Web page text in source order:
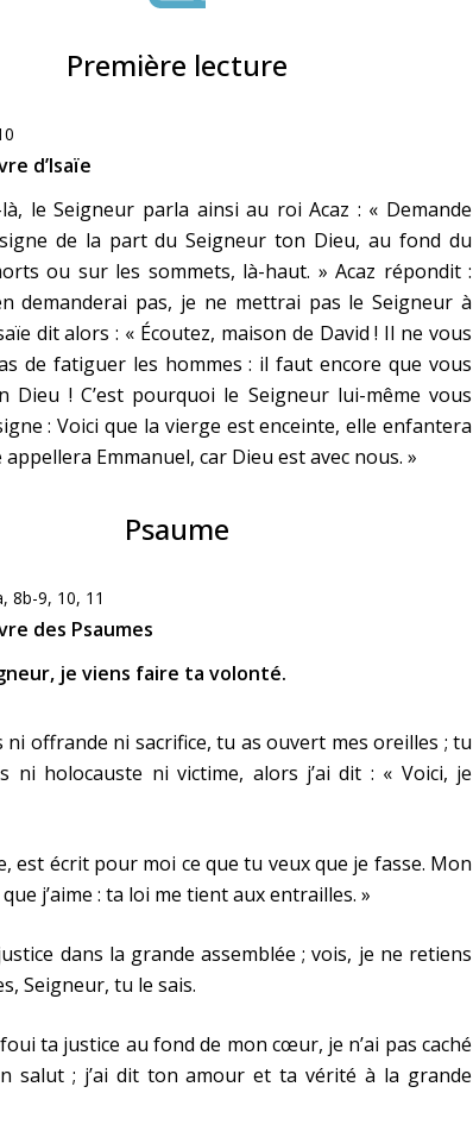
Marie de Nazareth
Première lecture
d’Isaïe
le Seigneur parla ainsi au roi Acaz : « Demande
de la part du Seigneur ton Dieu, au fond du
ou sur les sommets, là-haut. » Acaz répondit :
demanderai pas, je ne mettrai pas le Seigneur à
dit alors : « Écoutez, maison de David ! Il ne vous
de fatiguer les hommes : il faut encore que vous
Dieu ! C’est pourquoi le Seigneur lui-même vous
: Voici que la vierge est enceinte, elle enfantera
appellera Emmanuel, car Dieu est avec nous. »
Psaume
8b-9, 10, 11
des Psaumes
je viens faire ta volonté.
ni offrande ni sacrifice, tu as ouvert mes oreilles ; tu
ni holocauste ni victime, alors j’ai dit : « Voici, je
est écrit pour moi ce que tu veux que je fasse. Mon
j’aime : ta loi me tient aux entrailles. »
dans la grande assemblée ; vois, je ne retiens
Seigneur, tu le sais.
ta justice au fond de mon cœur, je n’ai pas caché
salut ; j’ai dit ton amour et ta vérité à la grande